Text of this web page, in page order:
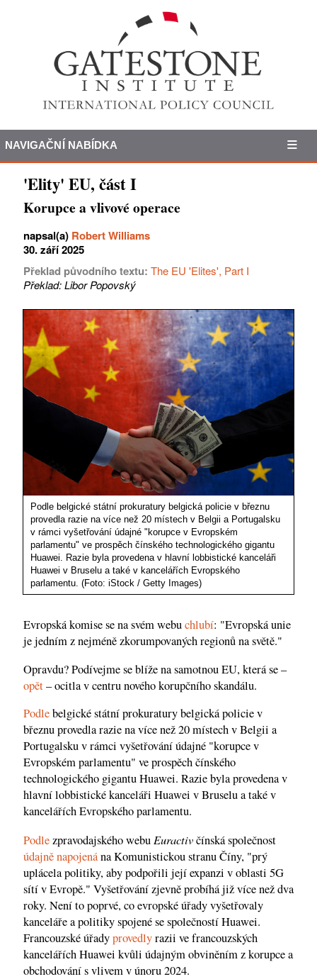
NAVIGAČNÍ NABÍDKA
'Elity' EU, část I
Korupce a vlivové operace
napsal(a) Robert Williams
30. září 2025
Překlad původního textu: The EU 'Elites', Part I
Překlad: Libor Popovský
Podle belgické státní prokuratury belgická policie v březnu
provedla razie na více než 20 místech v Belgii a Portugalsku
v rámci vyšetřování údajné "korupce v Evropském
parlamentu" ve prospěch čínského technologického gigantu
Huawei. Razie byla provedena v hlavní lobbistické kanceláři
Huawei v Bruselu a také v kancelářích Evropského
parlamentu. (Foto: iStock / Getty Images)
Evropská komise se na svém webuchlubí: "Evropská unie
je jedním z nejméně zkorumpovaných regionů na světě."
Opravdu? Podívejme se blíže na samotnou EU, která se –
opět– ocitla v centru nového korupčního skandálu.
Podlebelgické státní prokuratury belgická policie v
březnu provedla razie na více než 20 místech v Belgii a
Portugalsku v rámci vyšetřování údajné "korupce v
Evropském parlamentu" ve prospěch čínského
technologického gigantu Huawei. Razie byla provedena v
hlavní lobbistické kanceláři Huawei v Bruselu a také v
kancelářích Evropského parlamentu.
Podlezpravodajského webu Euractivčínská společnost
údajně napojenána Komunistickou stranu Číny, "prý
uplácela politiky, aby podpořili její expanzi v oblasti 5G
sítí v Evropě." Vyšetřování zjevně probíhá již více než dva
roky. Není to poprvé, co evropské úřady vyšetřovaly
kanceláře a politiky spojené se společností Huawei.
Francouzské úřadyprovedlyrazii ve francouzských
kancelářích Huawei kvůli údajným obviněním z korupce a
obchodování s vlivem v únoru 2024.